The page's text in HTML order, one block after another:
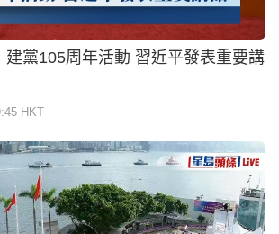
建黨105周年活動 習近平發表重要講
HKT